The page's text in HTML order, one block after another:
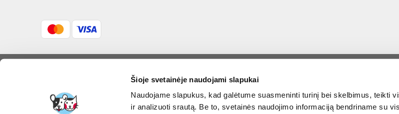
Šioje svetainėje naudojami slapukai
Naudojame slapukus, kad galėtume suasmeninti turinį bei skelbimus, teikti
ir analizuoti srautą. Be to, svetainės naudojimo informaciją bendriname su
FERA INTERNATIONAL: